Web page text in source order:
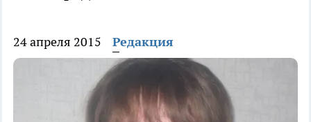
24 апреля 2015 Редакция